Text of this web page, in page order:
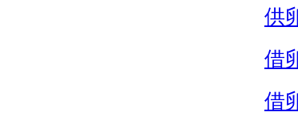
供
借
借